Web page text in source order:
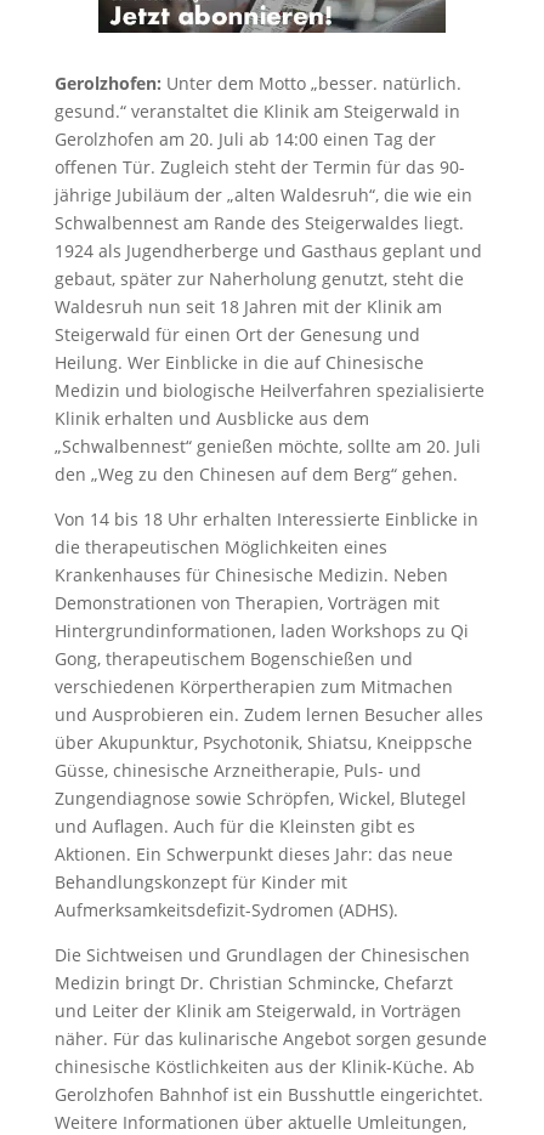
Gerolzhofen: Unter dem Motto „besser. natürlich.
gesund.“ veranstaltet die Klinik am Steigerwald in
Gerolzhofen am 20. Juli ab 14:00 einen Tag der
offenen Tür. Zugleich steht der Termin für das 90-
jährige Jubiläum der „alten Waldesruh“, die wie ein
Schwalbennest am Rande des Steigerwaldes liegt.
1924 als Jugendherberge und Gasthaus geplant und
gebaut, später zur Naherholung genutzt, steht die
Waldesruh nun seit 18 Jahren mit der Klinik am
Steigerwald für einen Ort der Genesung und
Heilung. Wer Einblicke in die auf Chinesische
Medizin und biologische Heilverfahren spezialisierte
Klinik erhalten und Ausblicke aus dem
„Schwalbennest“ genießen möchte, sollte am 20. Juli
den „Weg zu den Chinesen auf dem Berg“ gehen.
Von 14 bis 18 Uhr erhalten Interessierte Einblicke in
die therapeutischen Möglichkeiten eines
Krankenhauses für Chinesische Medizin. Neben
Demonstrationen von Therapien, Vorträgen mit
Hintergrundinformationen, laden Workshops zu Qi
Gong, therapeutischem Bogenschießen und
verschiedenen Körpertherapien zum Mitmachen
und Ausprobieren ein. Zudem lernen Besucher alles
über Akupunktur, Psychotonik, Shiatsu, Kneippsche
Güsse, chinesische Arzneitherapie, Puls- und
Zungendiagnose sowie Schröpfen, Wickel, Blutegel
und Auflagen. Auch für die Kleinsten gibt es
Aktionen. Ein Schwerpunkt dieses Jahr: das neue
Behandlungskonzept für Kinder mit
Aufmerksamkeitsdefizit-Sydromen (ADHS).
Die Sichtweisen und Grundlagen der Chinesischen
Medizin bringt Dr. Christian Schmincke, Chefarzt
und Leiter der Klinik am Steigerwald, in Vorträgen
näher. Für das kulinarische Angebot sorgen gesunde
chinesische Köstlichkeiten aus der Klinik-Küche. Ab
Gerolzhofen Bahnhof ist ein Busshuttle eingerichtet.
Weitere Informationen über aktuelle Umleitungen,